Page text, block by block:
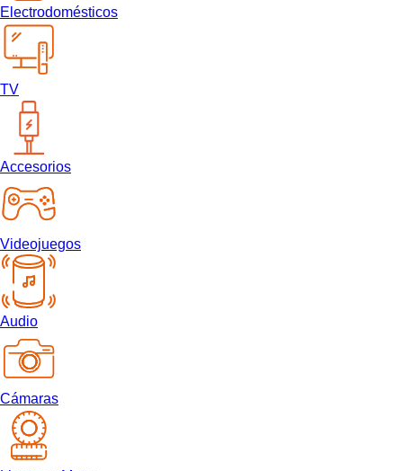
Electrodomésticos
TV
Accesorios
Videojuegos
Audio
Cámaras